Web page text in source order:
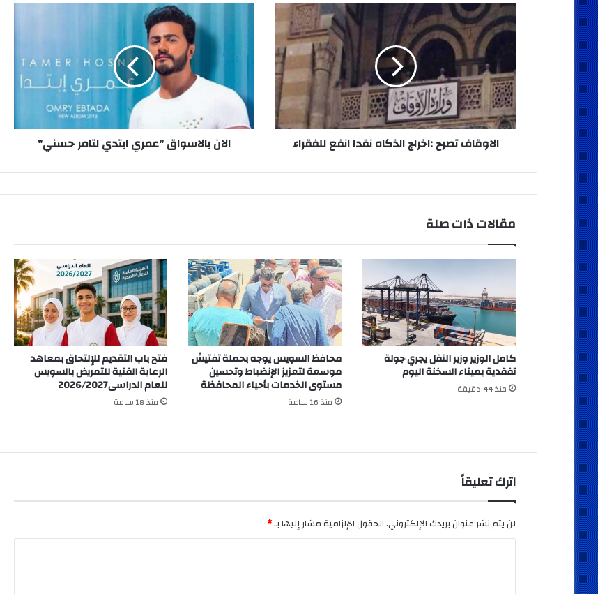
الاوقاف
تصرح
:اخراج
نقدا
انفع
للفقراء
الاوقاف تصرح :اخراج الذكاه نقدا انفع للفقراء
ابتدي
حسني"
الان بالاسواق "عمري ابتدي لتامر حسني"
مقالات ذات صلة
كامل الوزير وزير النقل يجري جولة
تفقدية بميناء السخنة اليوم
منذ 44 دقيقة
محافظ السويس يوجه بحملة تفتيش
موسعة لتعزيز الإنضباط وتحسين
مستوى الخدمات بأحياء المحافظة
منذ 16 ساعة
فتح باب التقديم للإلتحاق بمعاهد
الرعاية الفنية للتمريض بالسويس
للعام الدراسى2026/2027
منذ 18 ساعة
اترك تعليقاً
لن يتم نشر عنوان بريدك الإلكتروني.الحقول الإلزامية مشار إليها بـ*